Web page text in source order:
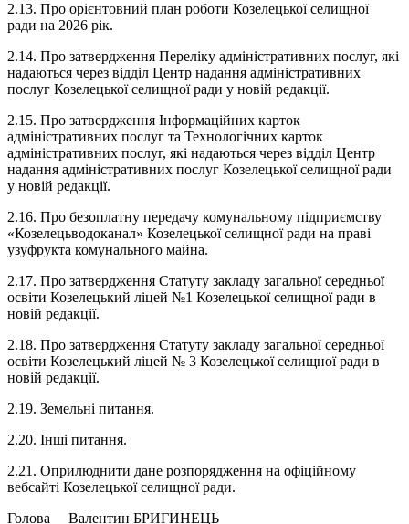
2.13. Про орієнтовний план роботи Козелецької селищної
ради на 2026 рік.
2.14. Про затвердження Переліку адміністративних послуг, які
надаються через відділ Центр надання адміністративних
послуг Козелецької селищної ради у новій редакції.
2.15. Про затвердження Інформаційних карток
адміністративних послуг та Технологічних карток
адміністративних послуг, які надаються через відділ Центр
надання адміністративних послуг Козелецької селищної ради
у новій редакції.
2.16. Про безоплатну передачу комунальному підприємству
«Козелецьводоканал» Козелецької селищної ради на праві
узуфрукта комунального майна.
2.17. Про затвердження Статуту закладу загальної середньої
освіти Козелецький ліцей №1 Козелецької селищної ради в
новій редакції.
2.18. Про затвердження Статуту закладу загальної середньої
освіти Козелецький ліцей № 3 Козелецької селищної ради в
новій редакції.
2.19. Земельні питання.
2.20. Інші питання.
2.21. Оприлюднити дане розпорядження на офіційному
вебсайті Козелецької селищної ради.
Голова Валентин БРИГИНЕЦЬ